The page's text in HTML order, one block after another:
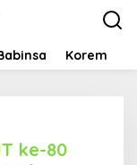
Korem
ke-80